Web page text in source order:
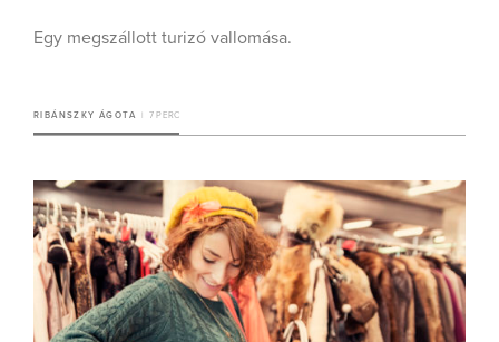
Egy megszállott turizó vallomása.
RIBÁNSZKY ÁGOTA 7 PERC